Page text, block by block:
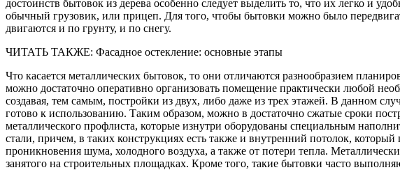
достоинств бытовок из дерева особенно следует выделить то, что их легко и
обычный грузовик, или прицеп. Для того, чтобы бытовки можно было
двигаются и по грунту, и по снегу.
ЧИТАТЬ ТАКЖЕ: Фасадное остекление: основные этапы
Что касается металлических бытовок, то они отличаются разнообразием
можно достаточно оперативно организовать помещение практически любой
создавая, тем самым, постройки из двух, либо даже из трех этажей. В данном
готово к использованию. Таким образом, можно в достаточно сжатые сроки
металлического профлиста, которые изнутри оборудованы специальным
стали, причем, в таких конструкциях есть также и внутренний потолок,
проникновения шума, холодного воздуха, а также от потери тепла.
занятого на строительных площадках. Кроме того, такие бытовки часто